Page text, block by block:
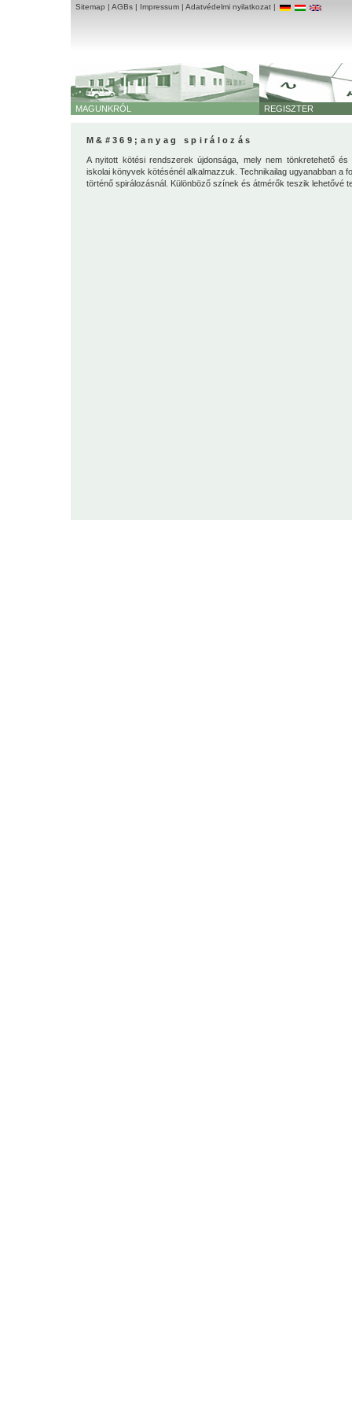
Sitemap | AGBs | Impressum | Adatvédelmi nyilatkozat |
MAGUNKRÓL REGISZTER
M&#369;anyag spirálozás
A nyitott kötési rendszerek újdonsága, mely nem tönkretehető
iskolai könyvek kötésénél alkalmazzuk. Technikailag ugyanabban a
történő spirálozásnál. Különböző színek és átmérők teszik lehetővé